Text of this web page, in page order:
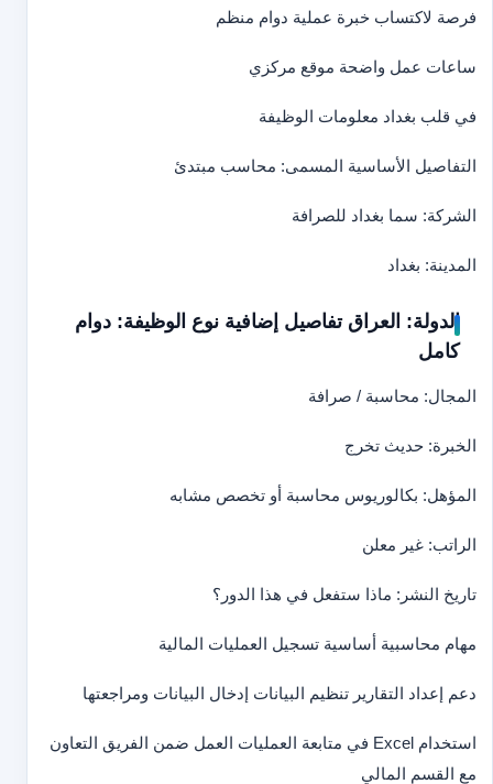
فرصة لاكتساب خبرة عملية دوام منظم
ساعات عمل واضحة موقع مركزي
في قلب بغداد معلومات الوظيفة
التفاصيل الأساسية المسمى: محاسب مبتدئ
الشركة: سما بغداد للصرافة
المدينة: بغداد
الدولة: العراق تفاصيل إضافية نوع الوظيفة: دوام
كامل
المجال: محاسبة / صرافة
الخبرة: حديث تخرج
المؤهل: بكالوريوس محاسبة أو تخصص مشابه
الراتب: غير معلن
تاريخ النشر: ماذا ستفعل في هذا الدور؟
مهام محاسبية أساسية تسجيل العمليات المالية
دعم إعداد التقارير تنظيم البيانات إدخال البيانات ومراجعتها
استخدام Excel في متابعة العمليات العمل ضمن الفريق التعاون
مع القسم المالي